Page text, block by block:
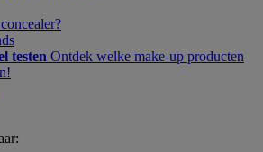
testen Ontdek welke make-up producten